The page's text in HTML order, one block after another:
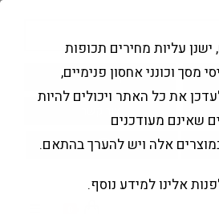
בקשה להצעה
ישנן עליות מחירים תכופות
מסך וכונני אחסון פנימיים,
את כל האתר ויכולים להיות
שאינם מעודכנים
אלה ויש להערך בהתאם.
אלינו למידע נוסף.